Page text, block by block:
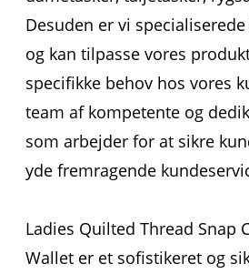
Desuden er vi
og kan tilpasse vores
specifikke behov hos vores
team af kompetente og
som arbejder for at sikre
yde fremragende
Ladies Quilted Thread Snap
Wallet er et sofistikeret og